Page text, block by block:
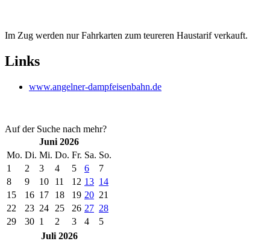
Im Zug werden nur Fahrkarten zum teureren Haustarif verkauft.
Links
www.angelner-dampfeisenbahn.de
Auf der Suche nach mehr?
Juni 2026
Mo. Di. Mi. Do. Fr. Sa. So.
1
2 3 4 5 6
7
8
9 10 11 12 13 14
15
16 17 18 19 20 21
22
23 24 25 26 27 28
29
30 1 2 3 4
5
Juli 2026